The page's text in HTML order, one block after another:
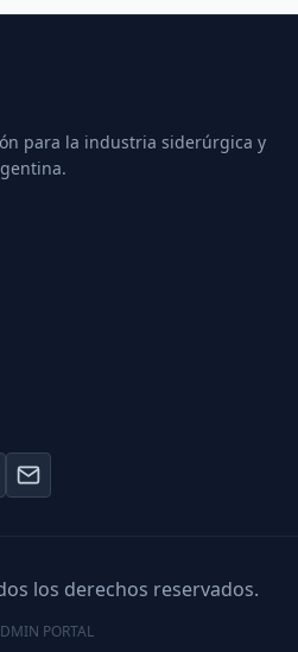
para la industria siderúrgica y
los derechos reservados.
PORTAL